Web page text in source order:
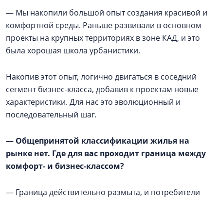
— Мы накопили большой опыт создания красивой и
комфортной среды. Раньше развивали в основном
проекты на крупных территориях в зоне КАД, и это
была хорошая школа урбанистики.
Накопив этот опыт, логично двигаться в соседний
сегмент бизнес-класса, добавив к проектам новые
характеристики. Для нас это эволюционный и
последовательный шаг.
— Общепринятой классификации жилья на
рынке нет. Где для вас проходит граница между
комфорт- и бизнес-классом?
— Граница действительно размыта, и потребители